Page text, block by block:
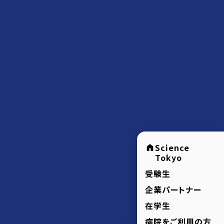
Science
Tokyo
受験生
企業パートナー
在学生
病院をご利用の方